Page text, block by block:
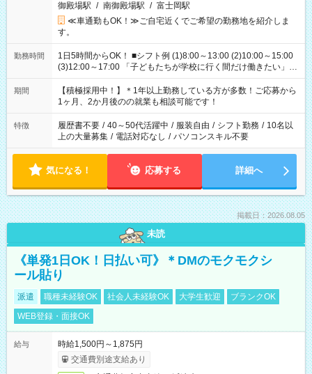
御殿場駅 / 南御殿場駅 / 富士岡駅
≪車通勤もOK！≫ご自宅近くでご希望の勤務地を紹介しま
す。
勤務時間
1日5時間からOK！ ■シフト例 (1)8:00～13:00 (2)10:00～15:00
(3)12:00～17:00 「子どもたちが学校に行く間だけ働きたい」
「余裕を持って夕飯の準備がしたい」 「午前中は働いて、午後
はプライベートの時間にしたい」 など、ご希望を教えてくださ
いね。 ※Wワーク希望の方へ 今ご覧のお仕事で希望する勤務時
間と、もう1つのお仕事の勤務時間。 合計で週40時間を超える
場合は応募できません。
期間
【積極採用中！】＊1年以上勤務している方が多数！ご応募から
1ヶ月、2か月後のの就業も相談可能です！
特徴 履歴書不要 / 40～50代活躍中 / 服装自由 / シフト勤務 / 10名以
上の大量募集 / 電話対応なし / パソコンスキル不要
気になる！ 応募する 詳細へ
掲載日：2026.08.05
未読
《単発1日OK！日払い可》＊DMのモクモクシ
ール貼り
派遣 職種未経験OK 社会人未経験OK 大学生歓迎
ブランクOK
WEB登録・面接OK
給与
時給1,500円～1,875円
交通費別途支給あり